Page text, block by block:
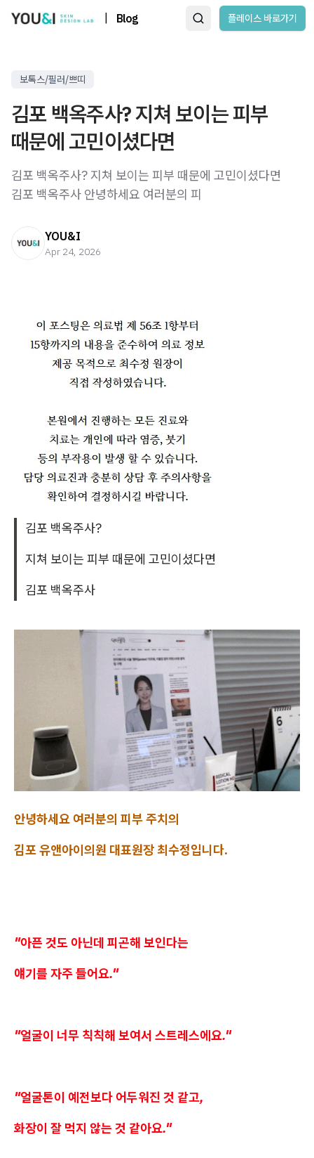
Blog 플레이스 바로가기
보톡스/필러/쁘띠
김포 백옥주사? 지쳐 보이는 피부
때문에 고민이셨다면
김포 백옥주사? 지쳐 보이는 피부 때문에 고민이셨다면
김포 백옥주사 안녕하세요 여러분의 피
YOU&I
Apr 24, 2026
김포 백옥주사?
지쳐 보이는 피부 때문에 고민이셨다면
김포 백옥주사
안녕하세요 여러분의 피부 주치의
김포 유앤아이의원 대표원장 최수정입니다.
"아픈 것도 아닌데 피곤해 보인다는
얘기를 자주 들어요."
"얼굴이 너무 칙칙해 보여서 스트레스에요."
"얼굴톤이 예전보다 어두워진 것 같고,
화장이 잘 먹지 않는 것 같아요."